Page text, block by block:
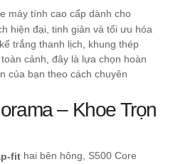
máy tính cao cấp dành cho
hiện đại, tinh giản và tối ưu hóa
trắng thanh lịch, khung thép
cảnh, đây là lựa chọn hoàn
của bạn theo cách chuyên
– Khoe Trọn
fit hai bên hông, S500 Core